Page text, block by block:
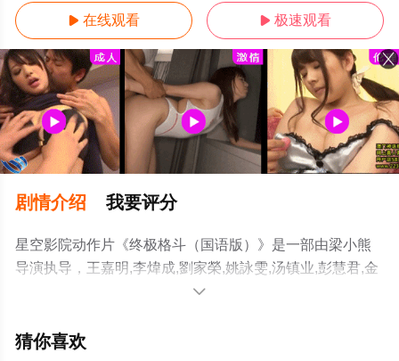
 在线观看  极速观看
剧情介绍 我要评分
星空影院动作片《终极格斗（国语版）》是一部由梁小熊
导演执导，王嘉明,李煒成,劉家榮,姚詠雯,汤镇业,彭慧君,金
来群,梁小熊等明星演员精彩演绎的中国香港电影，大结局
电影大全就上星空电影网，更多相关信息可移步至豆瓣电

猜你喜欢